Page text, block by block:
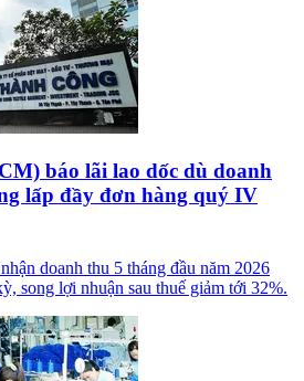
báo lãi lao dốc dù doanh
lấp đầy đơn hàng quý IV
doanh thu 5 tháng đầu năm 2026
song lợi nhuận sau thuế giảm tới 32%.